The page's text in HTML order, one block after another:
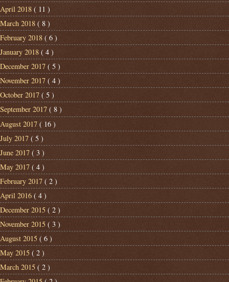
April 2018 ( 11 )
March 2018 ( 8 )
February 2018 ( 6 )
January 2018 ( 4 )
December 2017 ( 5 )
November 2017 ( 4 )
October 2017 ( 5 )
September 2017 ( 8 )
August 2017 ( 16 )
July 2017 ( 5 )
June 2017 ( 3 )
May 2017 ( 4 )
February 2017 ( 2 )
April 2016 ( 4 )
December 2015 ( 2 )
November 2015 ( 3 )
August 2015 ( 6 )
May 2015 ( 2 )
March 2015 ( 2 )